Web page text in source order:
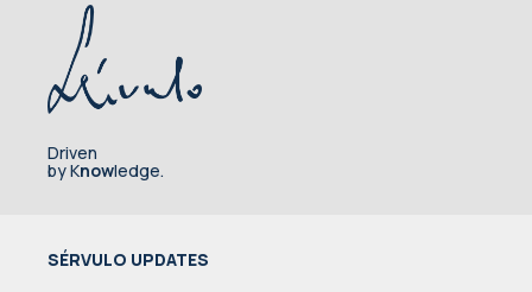
Driven
by Knowledge.
SÉRVULO UPDATES